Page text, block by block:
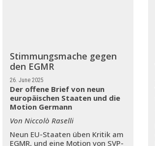
Stimmungsmache gegen
den EGMR
26. June 2025
Der offene Brief von neun
europäischen Staaten und die
Motion Germann
Von Niccolò Raselli
Neun EU-Staaten üben Kritik am
EGMR, und eine Motion von SVP-